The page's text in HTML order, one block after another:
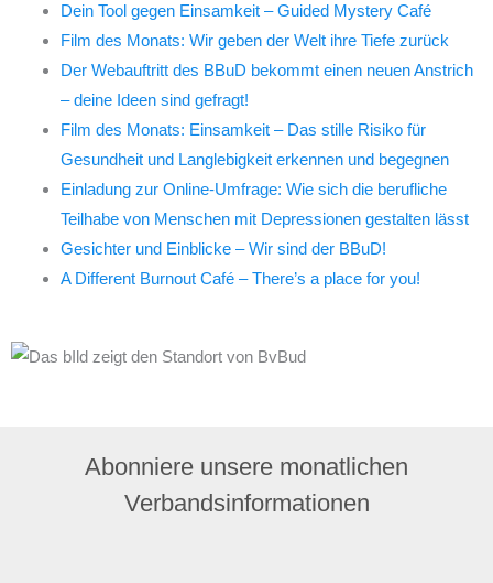
Dein Tool gegen Einsamkeit – Guided Mystery Café
Film des Monats: Wir geben der Welt ihre Tiefe zurück
Der Webauftritt des BBuD bekommt einen neuen Anstrich
– deine Ideen sind gefragt!
Film des Monats: Einsamkeit – Das stille Risiko für
Gesundheit und Langlebigkeit erkennen und begegnen
Einladung zur Online-Umfrage: Wie sich die berufliche
Teilhabe von Menschen mit Depressionen gestalten lässt
Gesichter und Einblicke – Wir sind der BBuD!
A Different Burnout Café – There’s a place for you!
Abonniere unsere monatlichen
Verbandsinformationen